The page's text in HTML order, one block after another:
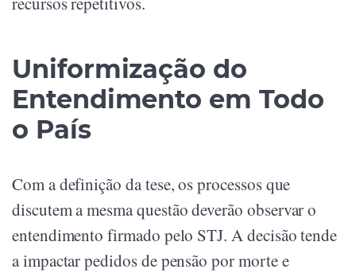
Uniformização do
Entendimento em Todo
o País
Com a definição da tese, os processos que
discutem a mesma questão deverão observar o
entendimento firmado pelo STJ. A decisão tende
a impactar pedidos de pensão por morte e